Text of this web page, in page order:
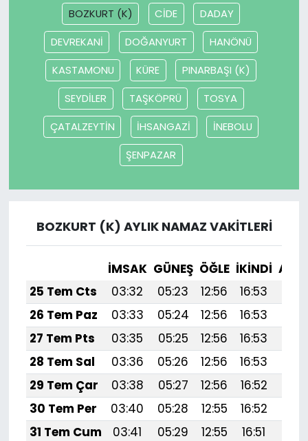
BOZKURT (K)
CİDE
DADAY
DEVREKANİ
DOĞANYURT
HANÖNÜ
KASTAMONU
KÜRE
PINARBAŞI (K)
SEYDİLER
TAŞKÖPRÜ
TOSYA
ÇATALZEYTİN
İHSANGAZİ
İNEBOLU
ŞENPAZAR
BOZKURT (K) AYLIK NAMAZ VAKITLERI
İMSAK GÜNEŞ ÖĞLE İKINDI
25 Tem Cts
03:32 05:23 12:56 16:53
26 Tem Paz
03:33 05:24 12:56 16:53
27 Tem Pts
03:35 05:25 12:56 16:53
28 Tem Sal
03:36 05:26 12:56 16:53
29 Tem Çar
03:38 05:27 12:56 16:52
30 Tem Per
03:40 05:28 12:55 16:52
31 Tem Cum
03:41 05:29 12:55 16:51